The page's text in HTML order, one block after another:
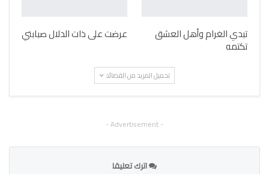
تبدي الغرام وأهل العشق
تكتمه
عرضت على ذات الدلال صبابتي
تحميل المزيد من القصائد
- Advertisement -
اترك تعليقا